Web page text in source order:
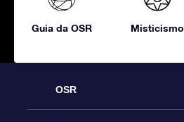
Guia da OSR Misticismo
OSR